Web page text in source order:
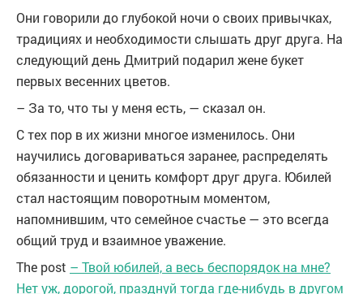
Они говорили до глубокой ночи о своих привычках,
традициях и необходимости слышать друг друга. На
следующий день Дмитрий подарил жене букет
первых весенних цветов.
– За то, что ты у меня есть, — сказал он.
С тех пор в их жизни многое изменилось. Они
научились договариваться заранее, распределять
обязанности и ценить комфорт друг друга. Юбилей
стал настоящим поворотным моментом,
напомнившим, что семейное счастье — это всегда
общий труд и взаимное уважение.
The post – Твой юбилей, а весь беспорядок на мне?
Нет уж, дорогой, празднуй тогда где-нибудь в другом